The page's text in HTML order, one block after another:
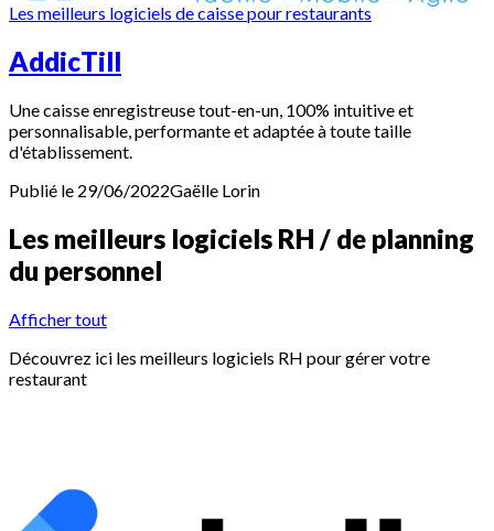
Les meilleurs logiciels de caisse pour restaurants
AddicTill
Une caisse enregistreuse tout-en-un, 100% intuitive et
personnalisable, performante et adaptée à toute taille
d'établissement.
Publié le 29/06/2022Gaëlle Lorin
Les meilleurs logiciels RH / de planning
du personnel
Afficher tout
Découvrez ici les meilleurs logiciels RH pour gérer votre
restaurant